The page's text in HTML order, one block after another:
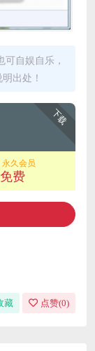
自娱自乐，
出处！
下载
永久会员
免费
藏 点赞(0)